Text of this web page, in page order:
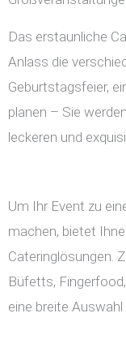
Das erstaunliche
Anlass die
Geburtstagsfeier,
planen – Sie
leckeren und
Um Ihr Event zu
machen, bietet
Cateringlösungen.
Büfetts,
eine breite